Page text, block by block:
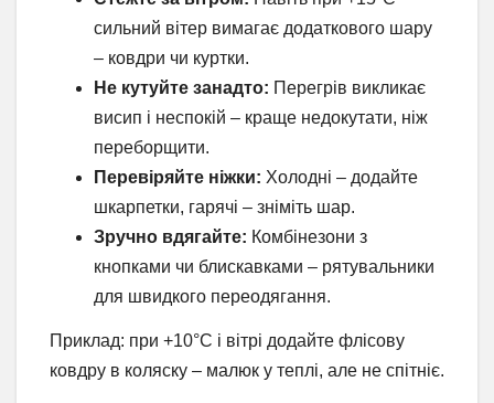
сильний вітер вимагає додаткового шару
– ковдри чи куртки.
Не кутуйте занадто: Перегрів викликає
висип і неспокій – краще недокутати, ніж
переборщити.
Перевіряйте ніжки: Холодні – додайте
шкарпетки, гарячі – зніміть шар.
Зручно вдягайте: Комбінезони з
кнопками чи блискавками – рятувальники
для швидкого переодягання.
Приклад: при +10°C і вітрі додайте флісову
ковдру в коляску – малюк у теплі, але не спітніє.